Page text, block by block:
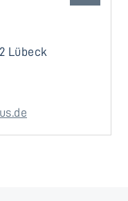
Lübeck